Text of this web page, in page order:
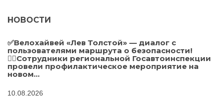
НОВОСТИ
✅Велохайвей «Лев Толстой» — диалог с
пользователями маршрута о безопасности!
🚴‍♂Сотрудники региональной Госавтоинспекции
провели профилактическое мероприятие на
новом...
10.08.2026